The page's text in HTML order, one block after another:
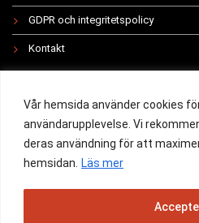
Vår hemsida använder cookies
användarupplevelse. Vi
deras användning för att
hemsidan. Läs mer
GDPR och integritetspolicy
Kontakt